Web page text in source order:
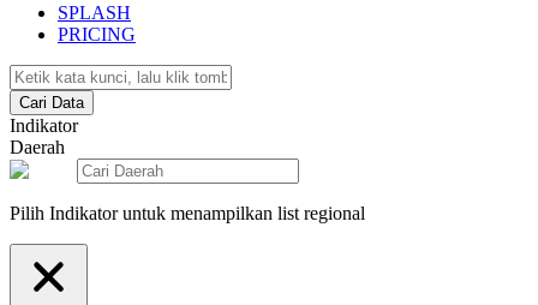
SPLASH
PRICING
Cari Data
Indikator
Daerah
Pilih Indikator untuk menampilkan list regional